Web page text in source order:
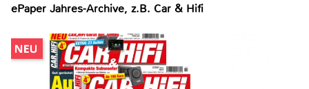
ePaper Jahres-Archive, z.B. Car & Hifi